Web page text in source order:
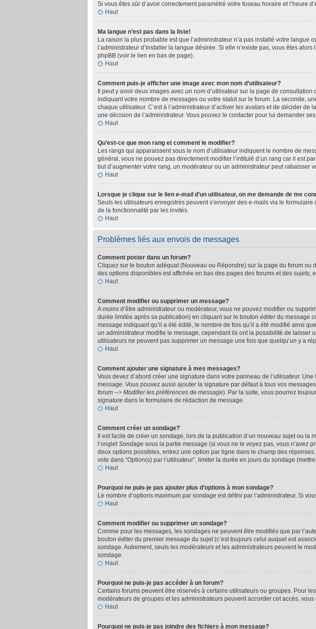
Si vous êtes sûr d’avoir correctement paramétré votre fuseau horaire et l’heure
Haut
Ma langue n’est pas dans la liste!
La raison la plus probable est que l’administrateur n’a pas installé votre
l’administrateur d’installer la langue désirée. Si elle n’existe pas, vous êtes
phpBB (voir le lien en bas de page).
Haut
Comment puis-je afficher une image avec mon nom d’utilisateur?
Il peut y avoir deux images avec un nom d’utilisateur sur la page de
indiquant votre nombre de messages ou votre statut sur le forum. La seconde,
chaque utilisateur. C’est à l’administrateur d’activer les avatars et de décider
une décision de l’administrateur. Vous pouvez le contacter pour lui demander
Haut
Qu’est-ce que mon rang et comment le modifier?
Les rangs qui apparaissent sous le nom d’utilisateur indiquent le nombre de
général, vous ne pouvez pas directement modifier l’intitulé d’un rang car il est
but d’augmenter votre rang, un modérateur ou un administrateur peut rabaisser
Haut
Lorsque je clique sur le lien e-maild’un utilisateur, on me demande de me
Seuls les utilisateurs enregistrés peuvent s’envoyer des e-mails via le
de la fonctionnalité par les invités.
Haut
Problèmes liés aux envois de messages
Comment poster dans un forum?
Cliquez sur le bouton adéquat (Nouveau ou Répondre) sur la page du forum ou
des options disponibles est affichée en bas des pages des forums et des sujets,
Haut
Comment modifier ou supprimer un message?
A moins d’être administrateur ou modérateur, vous ne pouvez modifier ou
durée limitée après sa publication) en cliquant sur le bouton éditerdu message
message indiquant qu’il a été édité, le nombre de fois qu’il a été modifié ainsi
un administrateur modifie le message, cependant ils ont la possibilité de laisser
utilisateurs ne peuvent pas supprimer un message une fois que quelqu’un y a
Haut
Comment ajouter une signature à mes messages?
Vous devez d’abord créer une signature dans votre panneau de l’utilisateur.
message. Vous pouvez aussi ajouter la signature par défaut à tous vos
forum --> Modifier les préférences de message). Par la suite, vous pourrez
signature dans le formulaire de rédaction de message.
Haut
Comment créer un sondage?
Il est facile de créer un sondage, lors de la publication d’un nouveau sujet ou
l’ongletSondage sous la partie message (si vous ne le voyez pas, vous n’avez
deux options possibles, entrez une option par ligne dans le champ des
vote dans “Option(s) par l’utilisateur”, limiter la durée en jours du sondage
Haut
Pourquoi ne puis-je pas ajouter plus d’options à mon sondage?
Le nombre d’options maximum par sondage est défini par l’administrateur. Si
Haut
Comment modifier ou supprimer un sondage?
Comme pour les messages, les sondages ne peuvent être modifiés que par
bouton éditerdu premier message du sujet (c’est toujours celui auquel est
sondage. Autrement, seuls les modérateurs et les administrateurs peuvent le
sondage.
Haut
Pourquoi ne puis-je pas accéder à un forum?
Certains forums peuvent être réservés à certains utilisateurs ou groupes. Pour
modérateurs de groupes et les administrateurs peuvent accorder cet accès,
Haut
Pourquoi ne puis-je pas joindre des fichiers à mon message?